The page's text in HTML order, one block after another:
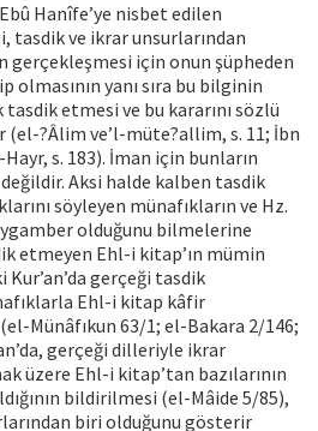
Hanîfe’ye nisbet edilen
tasdik ve ikrar unsurlarından
gerçekleşmesi için onun şüpheden
olmasının yanı sıra bu bilginin
etmesi ve bu kararını sözlü
(el-?Âlim ve’l-müte?allim, s. 11; İbn
s. 183). İman için bunların
Aksi halde kalben tasdik
söyleyen münafıkların ve Hz.
olduğunu bilmelerine
etmeyen Ehl-i kitap’ın mümin
Kur’an’da gerçeği tasdik
Ehl-i kitap kâfir
Münâfıkun 63/1; el-Bakara 2/146;
gerçeği dilleriyle ikrar
üzere Ehl-i kitap’tan bazılarının
bildirilmesi (el-Mâide 5/85),
biri olduğunu gösterir